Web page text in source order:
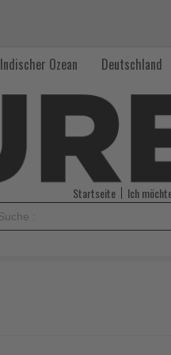
Indischer Ozean Deutschland
Startseite Ich